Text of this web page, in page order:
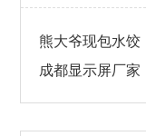
熊大爷现包水饺
成都显示屏厂家